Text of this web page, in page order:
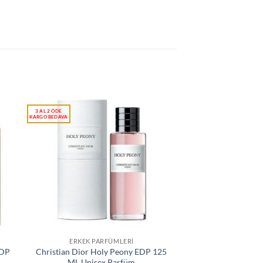
ERKEK PARFÜMLERI
Christian Dior Holy Peony EDP 125